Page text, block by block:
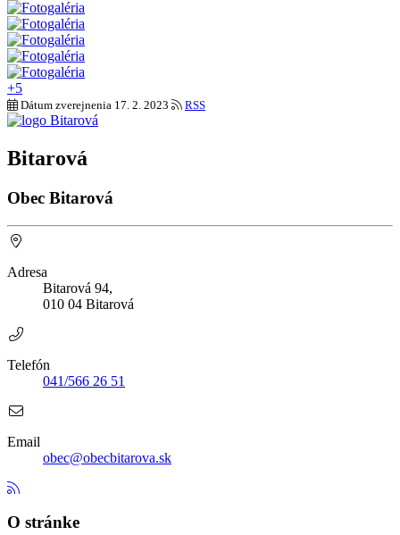
+5
Dátum zverejnenia 17. 2. 2023 RSS
Bitarová
Obec Bitarová
Adresa
Bitarová 94,
010 04 Bitarová
Telefón
041/566 26 51
Email
obec@obecbitarova.sk
O stránke